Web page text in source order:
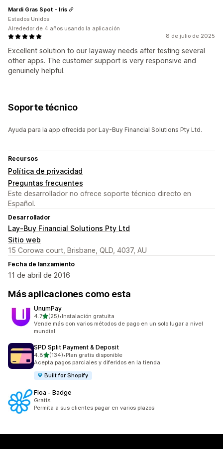
8 de julio de 2025
Excellent solution to our layaway needs after testing several
other apps. The customer support is very responsive and
genuinely helpful.
Mardi Gras Spot - Iris
Estados Unidos
Alrededor de 4 años usando la aplicación
Soporte técnico
Ayuda para la app ofrecida por Lay-Buy Financial Solutions Pty Ltd.
Recursos
Política de privacidad
Preguntas frecuentes
Este desarrollador no ofrece soporte técnico directo en
Español.
Desarrollador
Lay-Buy Financial Solutions Pty Ltd
Sitio web
15 Corowa court, Brisbane, QLD, 4037, AU
Fecha de lanzamiento
11 de abril de 2016
Más aplicaciones como esta
UnumPay
4.7de 5 estrellas
(25)
25 reseñas en total
•Instalación gratuita
Vende más con varios métodos de pago en un solo lugar a nivel
mundial
SPD Split Payment & Deposit
4.8de 5 estrellas
(134)
134 reseñas en total
•Plan gratis disponible
Acepta pagos parciales y diferidos en la tienda.
Built for Shopify
Floa ‑ Badge
Gratis
Permita a sus clientes pagar en varios plazos